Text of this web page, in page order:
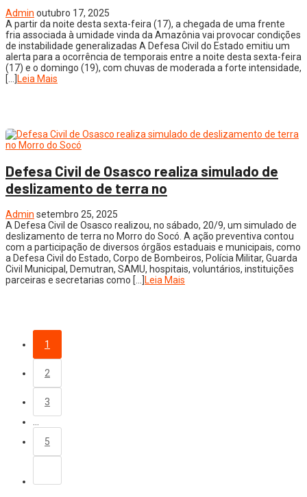
Admin outubro 17, 2025
A partir da noite desta sexta-feira (17), a chegada de uma frente
fria associada à umidade vinda da Amazônia vai provocar condições
de instabilidade generalizadas A Defesa Civil do Estado emitiu um
alerta para a ocorrência de temporais entre a noite desta sexta-feira
(17) e o domingo (19), com chuvas de moderada a forte intensidade,
[…]
Leia Mais
Defesa Civil de Osasco realiza simulado de
deslizamento de terra no
Admin setembro 25, 2025
A Defesa Civil de Osasco realizou, no sábado, 20/9, um simulado de
deslizamento de terra no Morro do Socó. A ação preventiva contou
com a participação de diversos órgãos estaduais e municipais, como
a Defesa Civil do Estado, Corpo de Bombeiros, Polícia Militar, Guarda
Civil Municipal, Demutran, SAMU, hospitais, voluntários, instituições
parceiras e secretarias como […]
Leia Mais
1
2
3
5